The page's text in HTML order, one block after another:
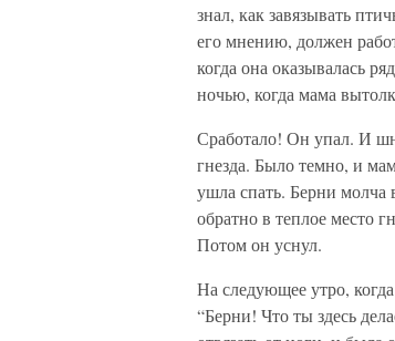
знал, как завязывать
его мнению, должен
когда она оказывалась
ночью, когда мама
Сработало! Он упал. И
гнезда. Было темно, и
ушла спать. Берни
обратно в теплое место
Потом он уснул.
На следующее утро,
“Берни! Что ты здесь